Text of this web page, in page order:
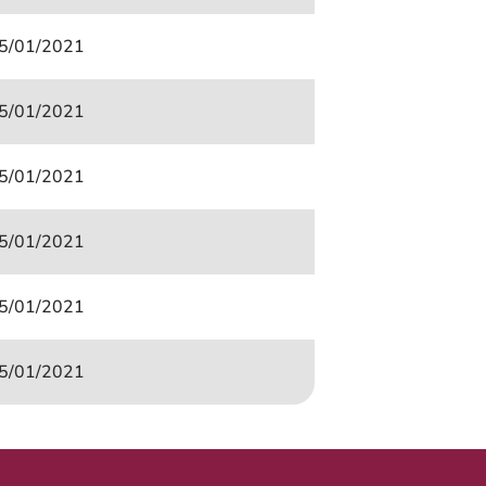
01/2021
01/2021
01/2021
01/2021
01/2021
01/2021